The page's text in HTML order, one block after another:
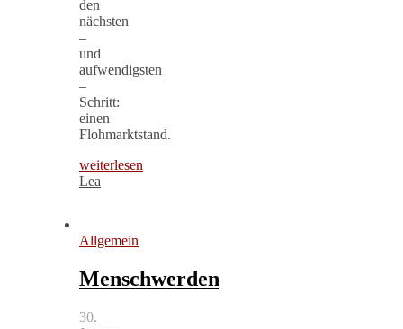
den
nächsten
–
und
aufwendigsten
–
Schritt:
einen
Flohmarktstand.
weiterlesen
Lea
Allgemein
Menschwerden
30.